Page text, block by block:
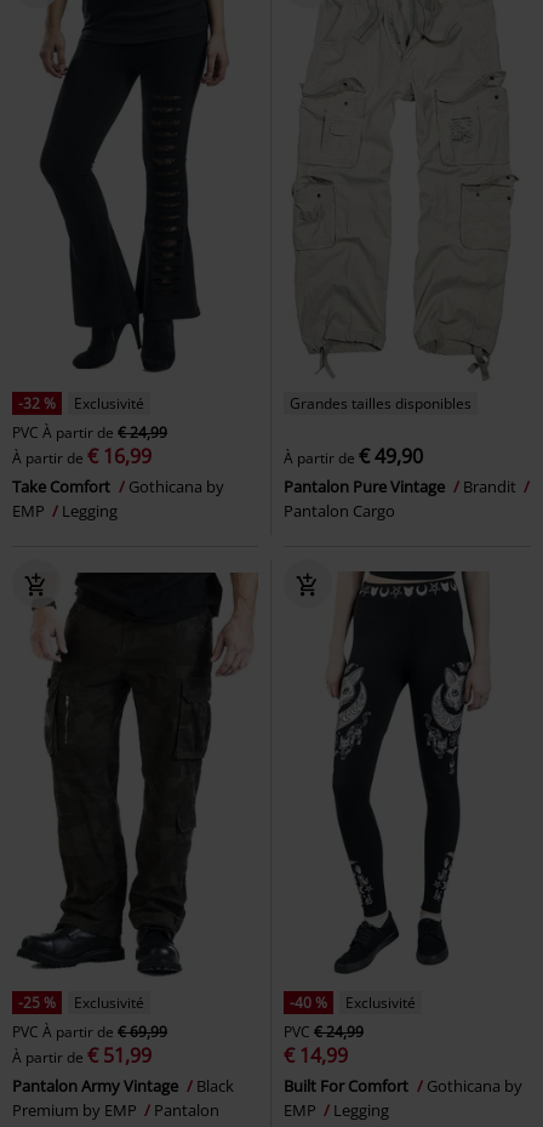
-32 %
Exclusivité
PVC À partir de € 24,99
À partir de € 16,99
Take Comfort
Gothicana by
EMP
Legging
Grandes tailles disponibles
À partir de € 49,90
Pantalon Pure Vintage
Brandit
Pantalon Cargo
-25 %
Exclusivité
PVC À partir de € 69,99
À partir de € 51,99
Pantalon Army Vintage
Black
Premium by EMP
Pantalon
-40 %
Exclusivité
PVC € 24,99
€ 14,99
Built For Comfort
Gothicana by
EMP
Legging